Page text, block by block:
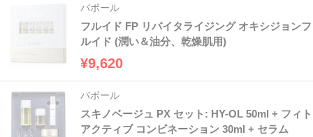
バボール
フルイド FP リバイタライジング オキシジョンフ
ルイド (潤い＆油分、乾燥肌用)
¥9,620
バボール
スキノベージュ PX セット: HY-OL 50ml + フィト
アクティブ コンビネーション 30ml + セラム